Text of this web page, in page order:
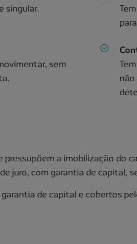
singular.
sem
não
a imobilização do
juro, com garantia de capital,
de capital e cobertos